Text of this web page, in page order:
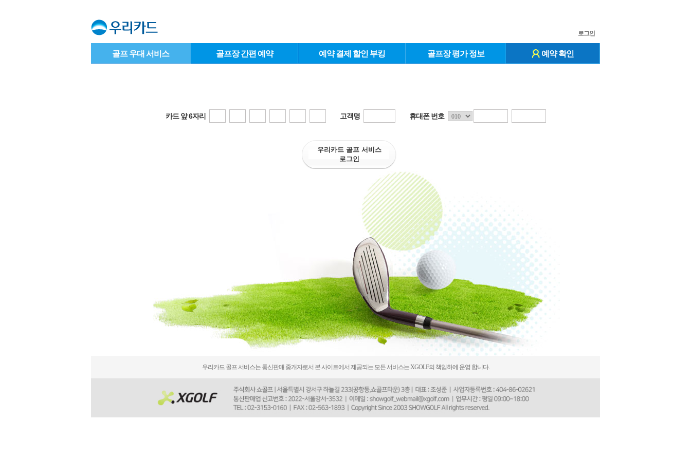
골프 우대 서비스 골프장 간편 예약 예약 결제 할인 부킹 골프장 평가 정보 예약 확인
로그인
카드 앞 6자리 고객명 휴대폰 번호
우리카드 골프 서비스
로그인
우리카드 골프 서비스는 통신판매 중개자로서 본 사이트에서 제공되는 모든 서비스는 XGOLF의 책임하에 운영 합니다.